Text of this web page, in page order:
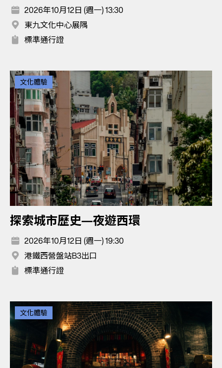
2026年10月12日 (週一) 13:30
東九文化中心展隅
標準通行證
文化體驗
探索城市歷史—夜遊西環
2026年10月12日 (週一) 19:30
港鐵西營盤站B3出口
標準通行證
文化體驗